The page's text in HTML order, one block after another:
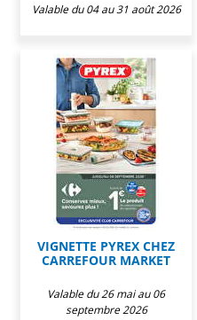
Valable du 04 au 31 août 2026
VIGNETTE PYREX CHEZ
CARREFOUR MARKET
Valable du 26 mai au 06
septembre 2026